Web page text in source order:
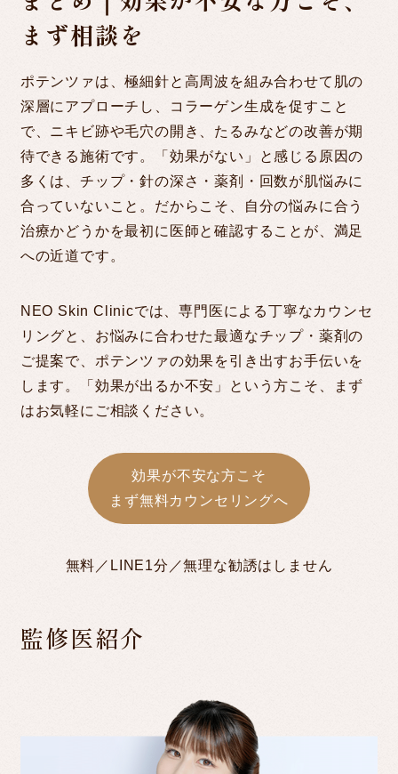
まず相談を
ポテンツァは、極細針と高周波を組み合わせて肌の
深層にアプローチし、コラーゲン生成を促すこと
で、ニキビ跡や毛穴の開き、たるみなどの改善が期
待できる施術です。「効果がない」と感じる原因の
多くは、チップ・針の深さ・薬剤・回数が肌悩みに
合っていないこと。だからこそ、自分の悩みに合う
治療かどうかを最初に医師と確認することが、満足
への近道です。
NEO Skin Clinicでは、専門医による丁寧なカウンセ
リングと、お悩みに合わせた最適なチップ・薬剤の
ご提案で、ポテンツァの効果を引き出すお手伝いを
します。「効果が出るか不安」という方こそ、まず
はお気軽にご相談ください。
効果が不安な方こそ
まず無料カウンセリングへ
無料／LINE1分／無理な勧誘はしません
監修医紹介